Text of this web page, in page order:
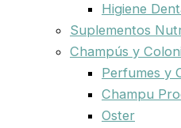
Higiene
Suplementos
Champús y
Perfumes y
Champu
Oster